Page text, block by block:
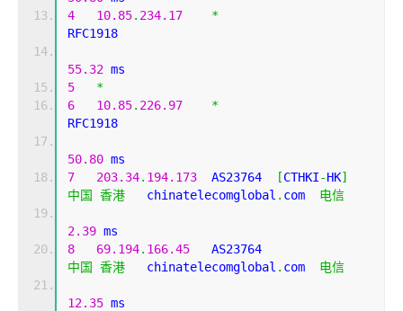
4
10.85. 234.17
*
RFC1918
55.32 ms
5
*
6
10.85. 226.97
*
RFC1918
50.80 ms
7
203.34. 194.173
  AS23764
[CTHKI-HK]
中国
香港
   chinatelecomglobal
. com 电信
2.39 ms
8
69.194. 166.45
中国
香港
   chinatelecomglobal
. com 电信
12.35 ms